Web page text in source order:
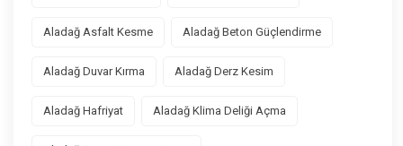
Aladağ Asfalt Kesme Aladağ Beton Güçlendirme
Aladağ Duvar Kırma Aladağ Derz Kesim
Aladağ Hafriyat Aladağ Klima Deliği Açma